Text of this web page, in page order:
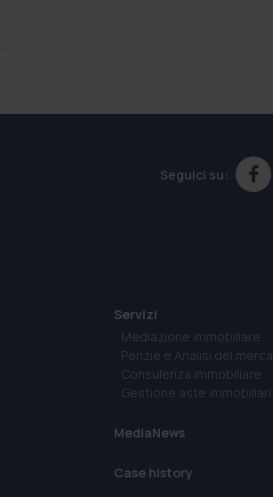
Seguici su:
Servizi
Mediazione immobiliare
Perizie e Analisi del
Consulenza immobiliare
Gestione aste immobiliari
MediaNews
Case history